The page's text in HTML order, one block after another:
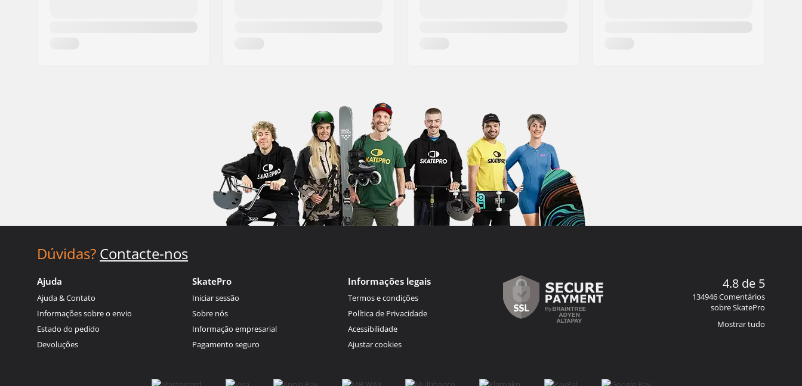
Dúvidas? Contacte-nos
Ajuda
Ajuda & Contato
Informações sobre o envio
Estado do pedido
Devoluções
SkatePro
Iniciar sessão
Sobre nós
Informação empresarial
Pagamento seguro
Informações legais
Termos e condições
Política de Privacidade
Acessibilidade
Ajustar cookies
4.8 de 5
134946 Comentários
sobre SkatePro
Mostrar tudo